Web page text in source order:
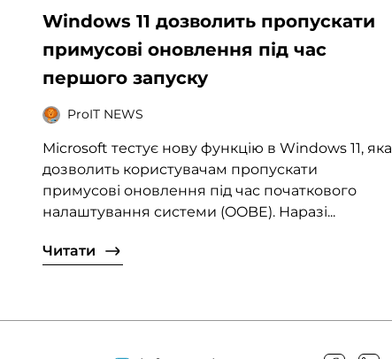
Windows 11 дозволить пропускати
примусові оновлення під час
першого запуску
ProIT NEWS
Microsoft тестує нову функцію в Windows 11, яка
дозволить користувачам пропускати
примусові оновлення під час початкового
налаштування системи (OOBE). Наразі...
Читати